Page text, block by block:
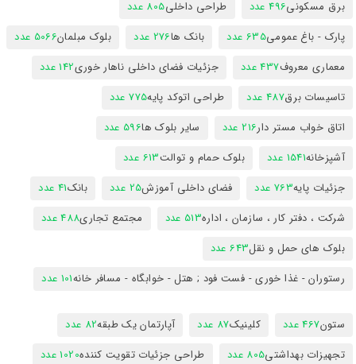
برق مسکونی496 عدد طراحی داخلی805 عدد
پارک - باغ عمومی635 عدد بانک ها276 عدد بلوک مبلمان5066 عدد
معماری معروف437 عدد جزئیات فضای داخلی ناهار خوری142 عدد
تاسیسات برق487 عدد طراحی اتوکد پایه775 عدد
اتاق خواب مستر دار216 عدد سایر بلوک ها596 عدد
آشپزخانه1541 عدد بلوک حمام و توالت613 عدد
جزئیات پایه763 عدد فضای داخلی آموزش25 عدد بانک41 عدد
شرکت ، دفتر کار ، سازمان ، اداره513 عدد مجتمع تجاری488 عدد
بلوک های حمل و نقل643 عدد
رستوران - غذا خوری - فست فود ; هتل - خوابگاه - مسافر خانه101 عدد
ستون467 عدد کلینیک87 عدد آپارتمان یک طبقه82 عدد
تجهیزات بهداشتی805 عدد طراحی جزئیات تقویت کننده1020 عدد